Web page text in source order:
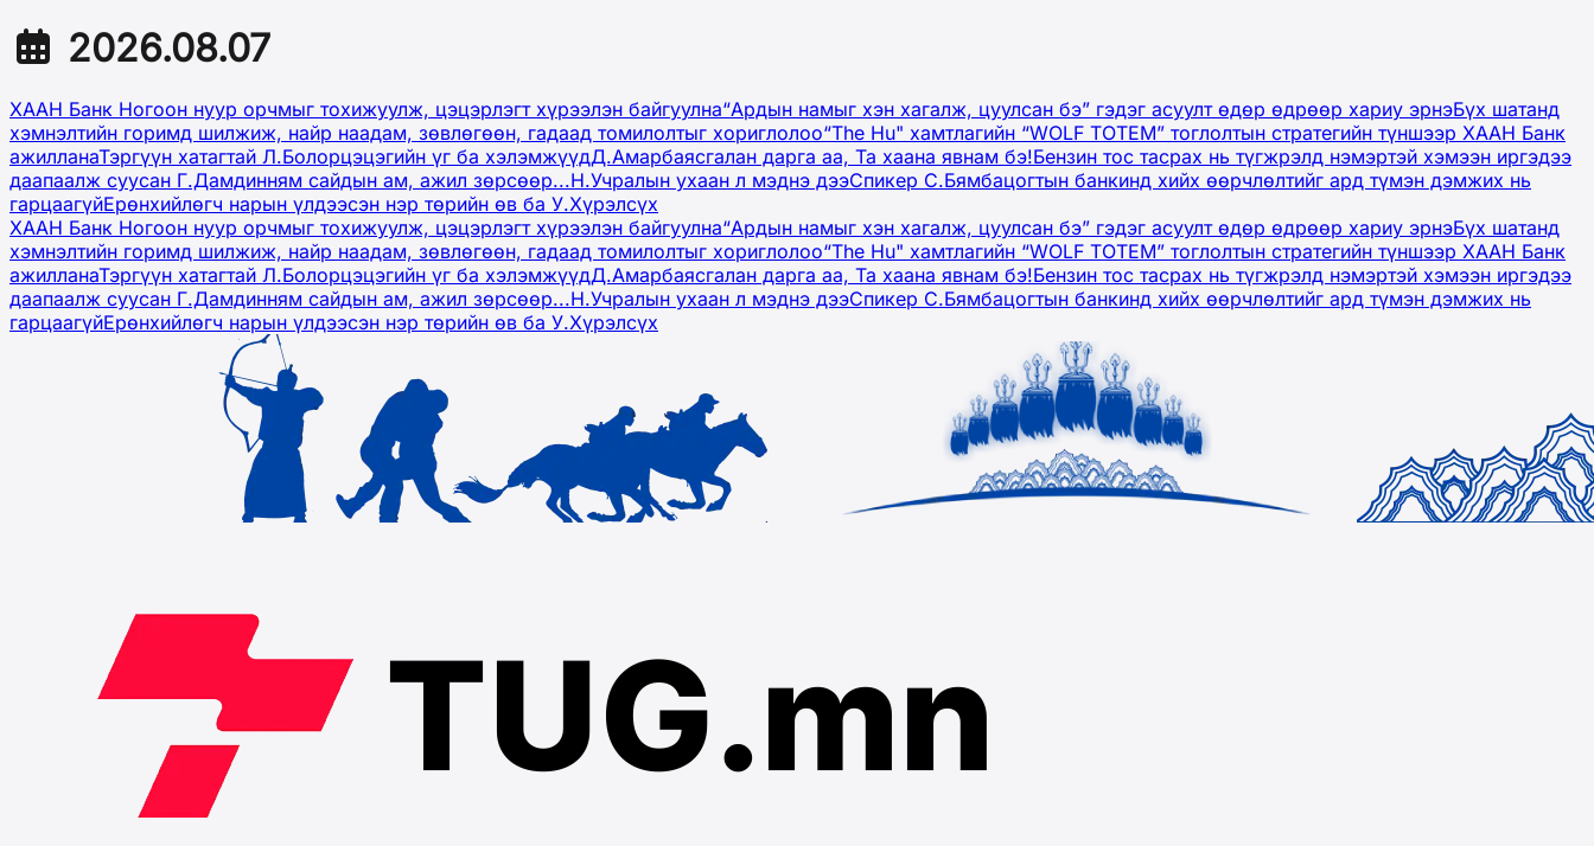
2026.08.07
ХААН Банк Ногоон нуур орчмыг тохижуулж, цэцэрлэгт хүрээлэн байгуулна“Ардын намыг хэн хагалж, цуулсан бэ” гэдэг асуулт өдөр өдрөөр хариу эрнэБүх шатанд
хэмнэлтийн горимд шилжиж, найр наадам, зөвлөгөөн, гадаад томилолтыг хориглолоо“The Hu" хамтлагийн “WOLF TOTEM” тоглолтын стратегийн түншээр ХААН Банк
ажилланаТэргүүн хатагтай Л.Болорцэцэгийн үг ба хэлэмжүүдД.Амарбаясгалан дарга аа, Та хаана явнам бэ!Бензин тос тасрах нь түгжрэлд нэмэртэй хэмээн иргэдээ
даапаалж суусан Г.Дамдинням сайдын ам, ажил зөрсөөр...Н.Учралын ухаан л мэднэ дээСпикер С.Бямбацогтын банкинд хийх өөрчлөлтийг ард түмэн дэмжих нь
гарцаагүйЕрөнхийлөгч нарын үлдээсэн нэр төрийн өв ба У.Хүрэлсүх
ХААН Банк Ногоон нуур орчмыг тохижуулж, цэцэрлэгт хүрээлэн байгуулна“Ардын намыг хэн хагалж, цуулсан бэ” гэдэг асуулт өдөр өдрөөр хариу эрнэБүх шатанд
хэмнэлтийн горимд шилжиж, найр наадам, зөвлөгөөн, гадаад томилолтыг хориглолоо“The Hu" хамтлагийн “WOLF TOTEM” тоглолтын стратегийн түншээр ХААН Банк
ажилланаТэргүүн хатагтай Л.Болорцэцэгийн үг ба хэлэмжүүдД.Амарбаясгалан дарга аа, Та хаана явнам бэ!Бензин тос тасрах нь түгжрэлд нэмэртэй хэмээн иргэдээ
даапаалж суусан Г.Дамдинням сайдын ам, ажил зөрсөөр...Н.Учралын ухаан л мэднэ дээСпикер С.Бямбацогтын банкинд хийх өөрчлөлтийг ард түмэн дэмжих нь
гарцаагүйЕрөнхийлөгч нарын үлдээсэн нэр төрийн өв ба У.Хүрэлсүх